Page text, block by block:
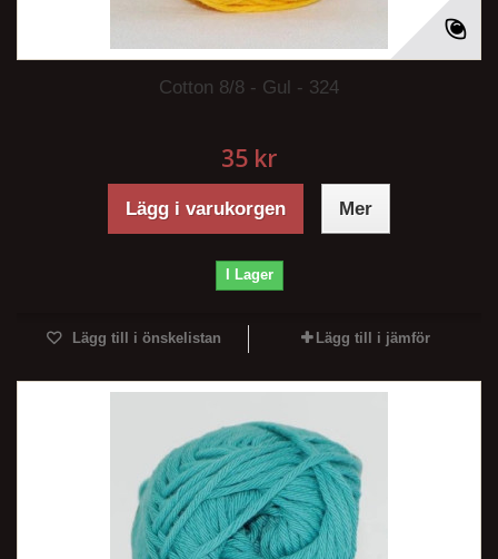
Cotton 8/8 - Gul - 324
35 kr
Lägg i varukorgen Mer
I Lager
Lägg till i önskelistan Lägg till i jämför